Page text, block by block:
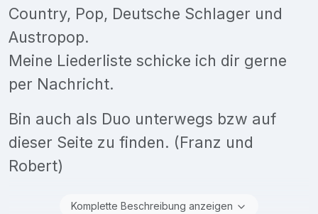
Country, Pop, Deutsche Schlager und
Austropop.
Meine Liederliste schicke ich dir gerne
per Nachricht.
Bin auch als Duo unterwegs bzw auf
dieser Seite zu finden. (Franz und
Robert)
Komplette Beschreibung anzeigen